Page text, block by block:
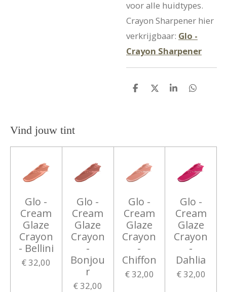
voor alle huidtypes.
Crayon Sharpener hier
verkrijgbaar: Glo -
Crayon Sharpener
D
D
S
D
Vind jouw tint
Glo -
Cream
Glaze
Crayon
- Bellini
€ 32,00
Glo -
Cream
Glaze
Crayon
-
Bonjou
r
€ 32,00
Glo -
Cream
Glaze
Crayon
-
Chiffon
€ 32,00
Glo -
Cream
Glaze
Crayon
-
Dahlia
€ 32,00